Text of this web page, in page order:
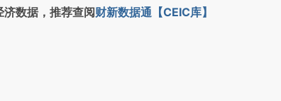
济数据，推荐查阅财新数据通【CEIC库】